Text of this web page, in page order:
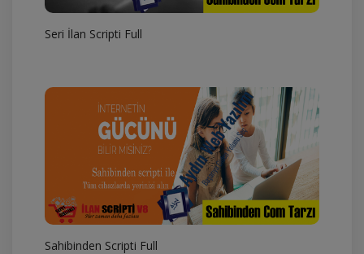
Seri İlan Scripti Full
Sahibinden Scripti Full